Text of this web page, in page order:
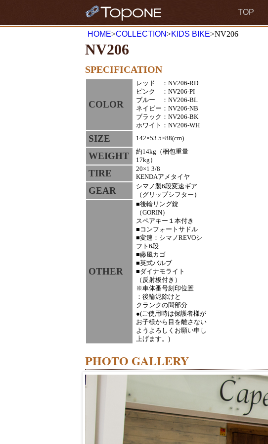
TOP
HOME>COLLECTION>KIDS BIKE>NV206
NV206
SPECIFICATION
COLOR
レッド ：NV206-RD
ピンク ：NV206-PI
ブルー ：NV206-BL
ネイビー：NV206-NB
ブラック：NV206-BK
ホワイト：NV206-WH
SIZE 142×53.5×88(cm)
WEIGHT
約14kg（梱包重量
17kg）
TIRE
20×1 3/8
KENDAアメタイヤ
GEAR
シマノ製6段変速ギア
（グリップシフター）
OTHER
■後輪リング錠
（GORIN）
スペアキー１本付き
■コンフォートサドル
■変速：シマノREVOシ
フト6段
■藤風カゴ
■英式バルブ
■ダイナモライト
（反射板付き）
※車体番号刻印位置
：後輪泥除けと
クランクの間部分
●(ご使用時は保護者様が
お子様から目を離さない
ようよろしくお願い申し
上げます。)
PHOTO GALLERY